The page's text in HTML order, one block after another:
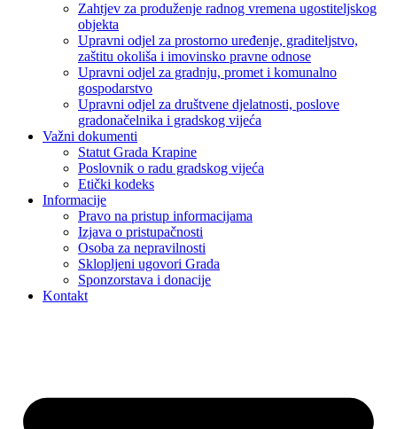
Zahtjev za produženje radnog vremena ugostiteljskog
objekta
Upravni odjel za prostorno uređenje, graditeljstvo,
zaštitu okoliša i imovinsko pravne odnose
Upravni odjel za gradnju, promet i komunalno
gospodarstvo
Upravni odjel za društvene djelatnosti, poslove
gradonačelnika i gradskog vijeća
Važni dokumenti
Statut Grada Krapine
Poslovnik o radu gradskog vijeća
Etički kodeks
Informacije
Pravo na pristup informacijama
Izjava o pristupačnosti
Osoba za nepravilnosti
Sklopljeni ugovori Grada
Sponzorstava i donacije
Kontakt